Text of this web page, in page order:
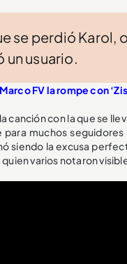
se perdió Karol,
un usuario.
Marco FV la rompe con
la canción con la que se
para muchos seguidores
siendo la excusa
quien varios notaron